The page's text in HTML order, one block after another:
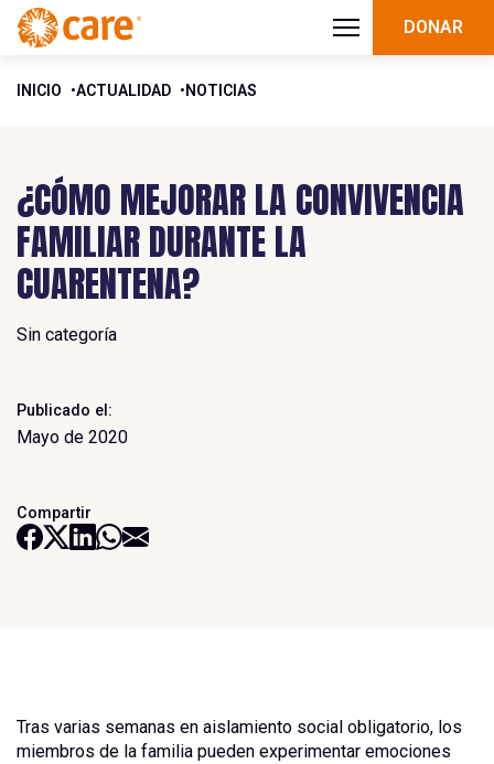
DONAR
INICIO ACTUALIDAD NOTICIAS
¿CÓMO MEJORAR LA CONVIVENCIA
FAMILIAR DURANTE LA
CUARENTENA?
Sin categoría
Publicado el:
Mayo de 2020
Compartir
Tras varias semanas en aislamiento social obligatorio, los
miembros de la familia pueden experimentar emociones